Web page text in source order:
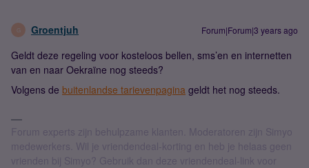
G Groentjuh Forum|Forum|3 years ago
Geldt deze regeling voor kosteloos bellen, sms’en en internetten
van en naar Oekraïne nog steeds?
Volgens de buitenlandse tarievenpagina geldt het nog steeds.
Forum experts zijn behulpzame klanten. Moderatoren zijn Simyo
medewerkers. Wil je vriendendeal-korting en heb je helaas geen
vrienden bij Simyo? Gebruik dan deze vriendendeal-link voor